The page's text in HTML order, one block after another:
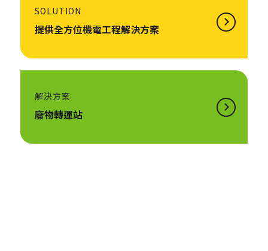
SOLUTION
提供全方位機電工程解決方案
解決方案
廢物轉運站